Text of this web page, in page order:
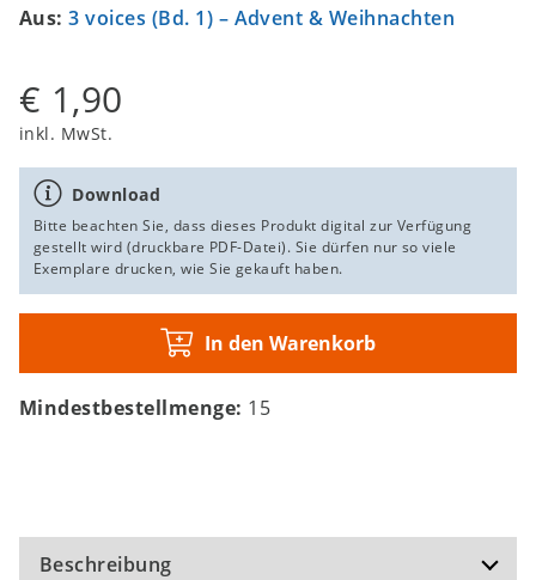
Aus:3 voices (Bd. 1) – Advent & Weihnachten
€ 1,90
inkl. MwSt.
Download
Bitte beachten Sie, dass dieses Produkt digital zur Verfügung
gestellt wird (druckbare PDF-Datei). Sie dürfen nur so viele
Exemplare drucken, wie Sie gekauft haben.
In den Warenkorb
Mindestbestellmenge: 15
Beschreibung